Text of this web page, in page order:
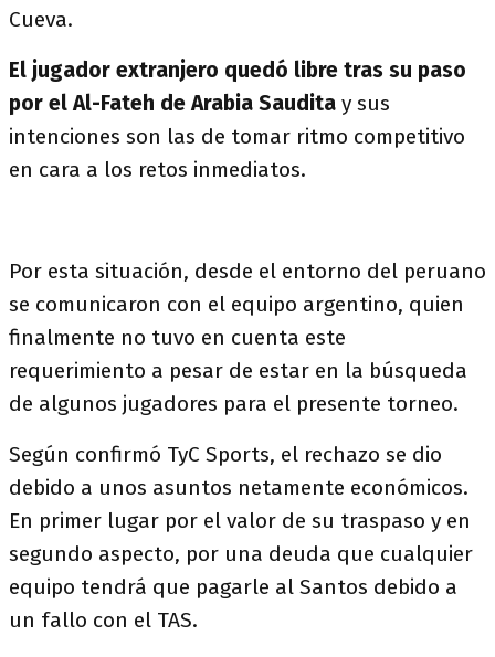
Cueva.
El jugador extranjero quedó libre tras su paso
por el Al-Fateh de Arabia Saudita y sus
intenciones son las de tomar ritmo competitivo
en cara a los retos inmediatos.
Por esta situación, desde el entorno del peruano
se comunicaron con el equipo argentino, quien
finalmente no tuvo en cuenta este
requerimiento a pesar de estar en la búsqueda
de algunos jugadores para el presente torneo.
Según confirmó TyC Sports, el rechazo se dio
debido a unos asuntos netamente económicos.
En primer lugar por el valor de su traspaso y en
segundo aspecto, por una deuda que cualquier
equipo tendrá que pagarle al Santos debido a
un fallo con el TAS.